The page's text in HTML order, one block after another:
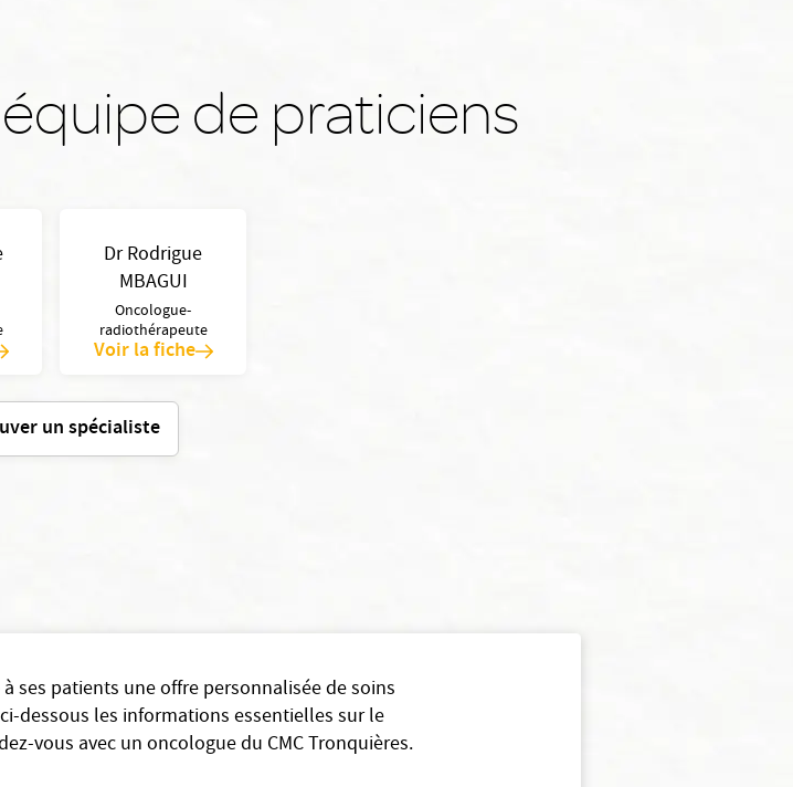
de praticiens
Dr Rodrigue
MBAGUI
Oncologue-
radiothérapeute
Voir la fiche
un spécialiste
ses patients une offre personnalisée de soins
dessous les informations essentielles sur le
vous avec un oncologue du CMC Tronquières.